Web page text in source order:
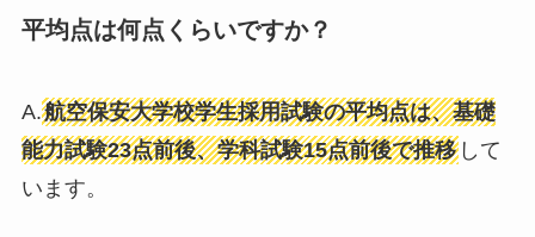
平均点は何点くらいですか？
A.航空保安大学校学生採用試験の平均点は、基礎
能力試験23点前後、学科試験15点前後で推移して
います。